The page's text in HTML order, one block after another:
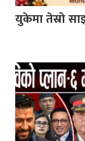
युकेमा तेस्रो